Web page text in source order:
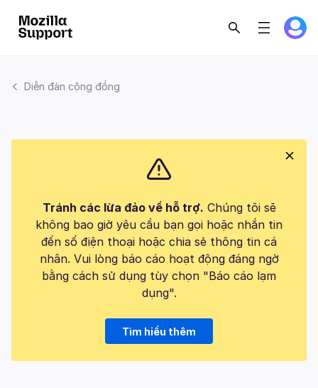
Diễn đàn cộng đồng
Tránh các lừa đảo về hỗ trợ. Chúng tôi sẽ
không bao giờ yêu cầu bạn gọi hoặc nhắn tin
đến số điện thoại hoặc chia sẻ thông tin cá
nhân. Vui lòng báo cáo hoạt động đáng ngờ
bằng cách sử dụng tùy chọn "Báo cáo lạm
dụng".
Tìm hiểu thêm